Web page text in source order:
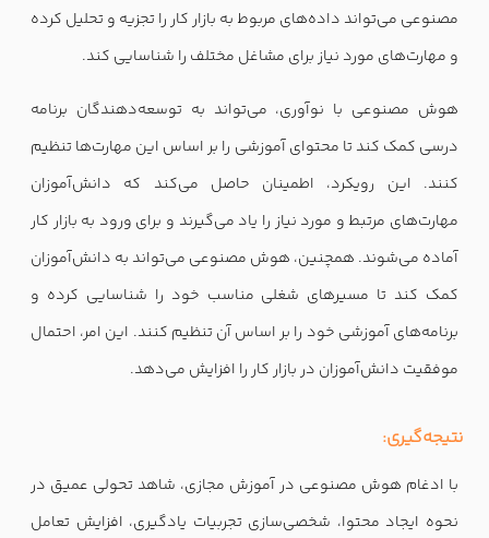
مصنوعی می‌تواند داده‌های مربوط به بازار کار را تجزیه و تحلیل کرده
و مهارت‌های مورد نیاز برای مشاغل مختلف را شناسایی کند.
هوش مصنوعی با نوآوری، می‌تواند به توسعه‌دهندگان برنامه
درسی کمک کند تا محتوای آموزشی را بر اساس این مهارت‌ها تنظیم
کنند. این رویکرد، اطمینان حاصل می‌کند که دانش‌آموزان
مهارت‌های مرتبط و مورد نیاز را یاد می‌گیرند و برای ورود به بازار کار
آماده می‌شوند. همچنین، هوش مصنوعی می‌تواند به دانش‌آموزان
کمک کند تا مسیرهای شغلی مناسب خود را شناسایی کرده و
برنامه‌های آموزشی خود را بر اساس آن تنظیم کنند. این امر، احتمال
موفقیت دانش‌آموزان در بازار کار را افزایش می‌دهد.
نتیجه‌گیری:
با ادغام هوش مصنوعی در آموزش مجازی، شاهد تحولی عمیق در
نحوه ایجاد محتوا، شخصی‌سازی تجربیات یادگیری، افزایش تعامل